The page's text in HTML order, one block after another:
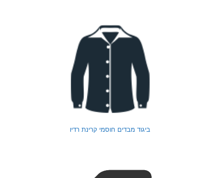
ביגוד מבדים חוסמי קרינת רדיו